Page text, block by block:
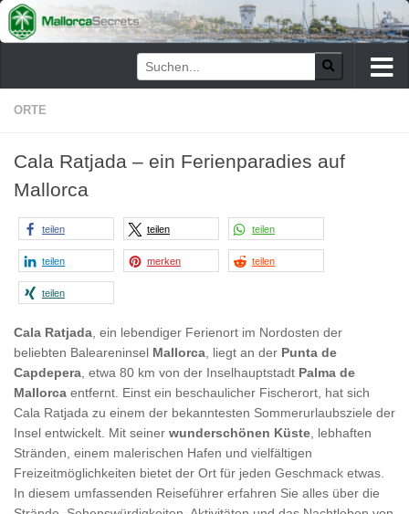
Zum Inhalt springen
ORTE
Cala Ratjada – ein Ferienparadies auf
Mallorca
teilen teilen teilen
teilen merken teilen
teilen
Cala Ratjada , ein lebendiger Ferienort im Nordosten der
beliebten Baleareninsel Mallorca , liegt an der Punta de
Capdepera , etwa 80 km von der Inselhauptstadt Palma de
Mallorca entfernt. Einst ein beschaulicher Fischerort, hat sich
Cala Ratjada zu einem der bekanntesten Sommerurlaubsziele der
Insel entwickelt. Mit seiner wunderschönen Küste , lebhaften
Stränden, einem malerischen Hafen und vielfältigen
Freizeitmöglichkeiten bietet der Ort für jeden Geschmack etwas.
In diesem umfassenden Reiseführer erfahren Sie alles über die